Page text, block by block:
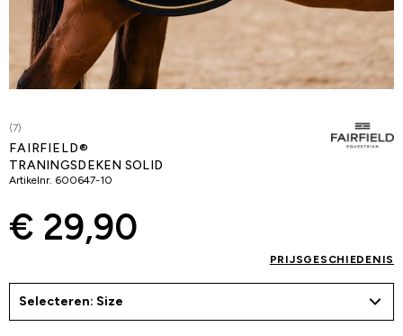
(7)
FAIRFIELD®
TRANINGSDEKEN SOLID
Artikelnr. 600647-10
€ 29,90
PRIJSGESCHIEDENIS
Selecteren: Size